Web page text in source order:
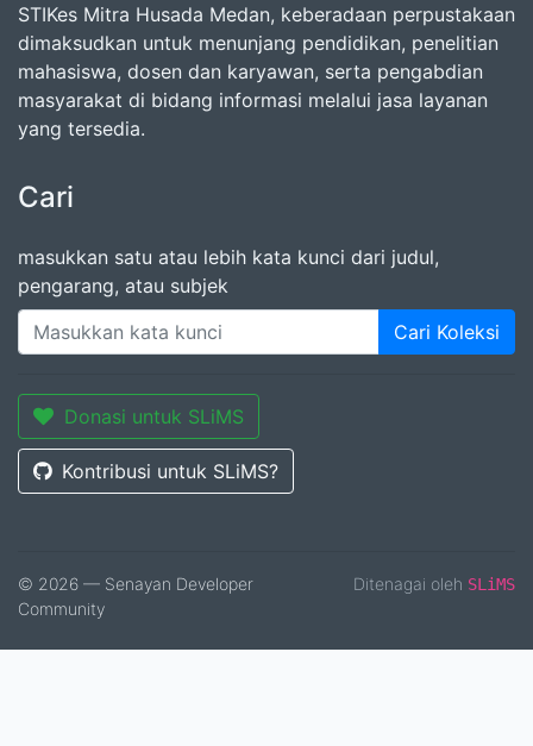
STIKes Mitra Husada Medan, keberadaan perpustakaan
dimaksudkan untuk menunjang pendidikan, penelitian
mahasiswa, dosen dan karyawan, serta pengabdian
masyarakat di bidang informasi melalui jasa layanan
yang tersedia.
Cari
masukkan satu atau lebih kata kunci dari judul,
pengarang, atau subjek
Cari Koleksi
Donasi untuk SLiMS
Kontribusi untuk SLiMS?
© 2026 — Senayan Developer
Community
Ditenagai oleh SLiMS